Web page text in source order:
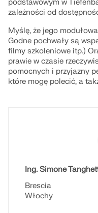
podstawowym w
zależności od
Myślę, że jego
Godne pochwały są
filmy szkoleniowe itp.)
prawie w czasie
pomocnych i przyjazny
które mogę polecić, a
Ing. Simone
Brescia
Włochy